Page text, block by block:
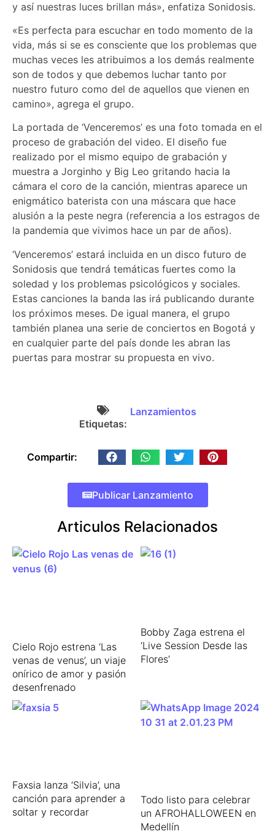
y así nuestras luces brillan más», enfatiza Sonidosis.
«Es perfecta para escuchar en todo momento de la
vida, más si se es consciente que los problemas que
muchas veces les atribuimos a los demás realmente
son de todos y que debemos luchar tanto por
nuestro futuro como del de aquellos que vienen en
camino», agrega el grupo.
La portada de ‘Venceremos’ es una foto tomada en el
proceso de grabación del video. El diseño fue
realizado por el mismo equipo de grabación y
muestra a Jorginho y Big Leo gritando hacia la
cámara el coro de la canción, mientras aparece un
enigmático baterista con una máscara que hace
alusión a la peste negra (referencia a los estragos de
la pandemia que vivimos hace un par de años).
‘Venceremos’ estará incluida en un disco futuro de
Sonidosis que tendrá temáticas fuertes como la
soledad y los problemas psicológicos y sociales.
Estas canciones la banda las irá publicando durante
los próximos meses. De igual manera, el grupo
también planea una serie de conciertos en Bogotá y
en cualquier parte del país donde les abran las
puertas para mostrar su propuesta en vivo.
Etiquetas:
Lanzamientos
Compartir:
Publicar Lanzamiento
Articulos Relacionados
Cielo Rojo estrena ‘Las
venas de venus’, un viaje
onírico de amor y pasión
desenfrenado
Bobby Zaga estrena el
‘Live Session Desde las
Flores’
Faxsia lanza ‘Silvia’, una
canción para aprender a
soltar y recordar
Todo listo para celebrar
un AFROHALLOWEEN en
Medellín